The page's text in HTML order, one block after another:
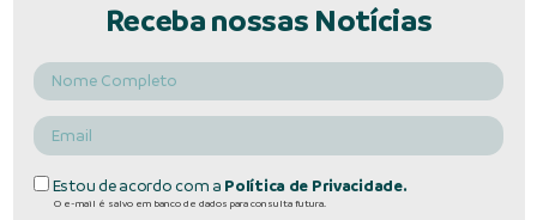
Receba nossas Notícias
Estou de acordo com a Política de Privacidade.
O e-mail é salvo em banco de dados para consulta futura.